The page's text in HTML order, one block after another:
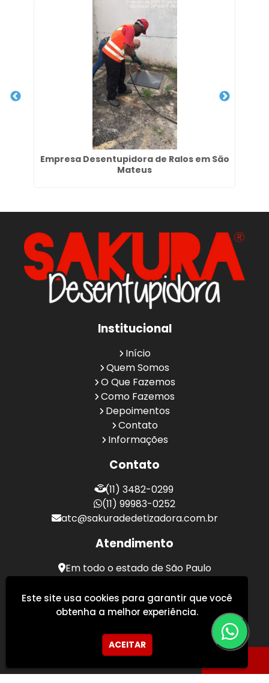
Empresa Desentupidora de Ralos em São
Mateus
Institucional
Início
Quem Somos
O Que Fazemos
Como Fazemos
Depoimentos
Contato
Informações
Contato
(11) 3482-0299
(11) 99983-0252
atc@sakuradedetizadora.com.br
Atendimento
Em todo o estado de São Paulo
Este site usa cookies para garantir que você
obtenha a melhor experiência.
ACEITAR